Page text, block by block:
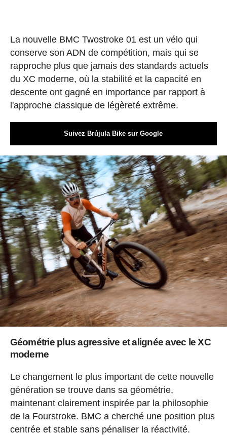
La nouvelle BMC Twostroke 01 est un vélo qui
conserve son ADN de compétition, mais qui se
rapproche plus que jamais des standards actuels
du XC moderne, où la stabilité et la capacité en
descente ont gagné en importance par rapport à
l'approche classique de légèreté extrême.
Suivez Brújula Bike sur Google
Géométrie plus agressive et alignée avec le XC
moderne
Le changement le plus important de cette nouvelle
génération se trouve dans sa géométrie,
maintenant clairement inspirée par la philosophie
de la Fourstroke. BMC a cherché une position plus
centrée et stable sans pénaliser la réactivité.